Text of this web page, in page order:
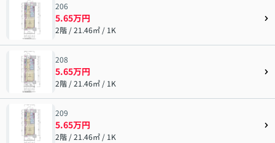
206
5.65万円
2階 / 21.46㎡ / 1K
208
5.65万円
2階 / 21.46㎡ / 1K
209
5.65万円
2階 / 21.46㎡ / 1K